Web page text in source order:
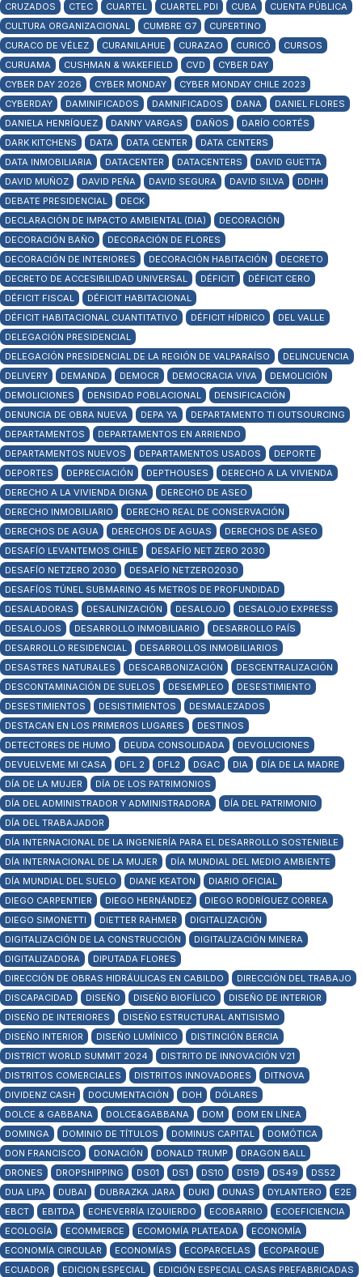
CRUZADOS
CTEC CUARTEL CUARTEL PDI CUBA
CUENTA PÚBLICA
CULTURA ORGANIZACIONAL
CUMBRE G7
CUPERTINO
CURACO DE VÉLEZ
CURANILAHUE CURAZAO CURICÓ
CURSOS
CURUAMA
CUSHMAN & WAKEFIELD CVD
CYBER DAY
CYBER DAY 2026
CYBER MONDAY
CYBER MONDAY CHILE 2023
CYBERDAY
DAMINIFICADOS DAMNIFICADOS DANA
DANIEL FLORES
DANIELA HENRÍQUEZ
DANNY VARGAS DAÑOS
DARÍO CORTÉS
DARK KITCHENS
DATA DATA CENTER
DATA CENTERS
DATA INMOBILIARIA
DATACENTER DATACENTERS
DAVID GUETTA
DAVID MUÑOZ
DAVID PEÑA DAVID SEGURA DAVID SILVA
DDHH
DEBATE PRESIDENCIAL
DECK
DECLARACIÓN DE IMPACTO AMBIENTAL (DIA)
DECORACIÓN
DECORACIÓN BAÑO
DECORACIÓN DE FLORES
DECORACIÓN DE INTERIORES
DECORACIÓN HABITACIÓN
DECRETO
DECRETO DE ACCESIBILIDAD UNIVERSAL
DÉFICIT
DÉFICIT CERO
DÉFICIT FISCAL
DÉFICIT HABITACIONAL
DÉFICIT HABITACIONAL CUANTITATIVO
DÉFICIT HÍDRICO
DEL VALLE
DELEGACIÓN PRESIDENCIAL
DELEGACIÓN PRESIDENCIAL DE LA REGIÓN DE VALPARAÍSO
DELINCUENCIA
DELIVERY
DEMANDA DEMOCR DEMOCRACIA VIVA
DEMOLICIÓN
DEMOLICIONES
DENSIDAD POBLACIONAL
DENSIFICACIÓN
DENUNCIA DE OBRA NUEVA
DEPA YA
DEPARTAMENTO TI OUTSOURCING
DEPARTAMENTOS
DEPARTAMENTOS EN ARRIENDO
DEPARTAMENTOS NUEVOS
DEPARTAMENTOS USADOS
DEPORTE
DEPORTES
DEPRECIACIÓN DEPTHOUSES
DERECHO A LA VIVIENDA
DERECHO A LA VIVIENDA DIGNA
DERECHO DE ASEO
DERECHO INMOBILIARIO
DERECHO REAL DE CONSERVACIÓN
DERECHOS DE AGUA
DERECHOS DE AGUAS
DERECHOS DE ASEO
DESAFÍO LEVANTEMOS CHILE
DESAFÍO NET ZERO 2030
DESAFÍO NETZERO 2030
DESAFÍO NETZERO2030
DESAFÍOS TÚNEL SUBMARINO 45 METROS DE PROFUNDIDAD
DESALADORAS
DESALINIZACIÓN DESALOJO
DESALOJO EXPRESS
DESALOJOS
DESARROLLO INMOBILIARIO
DESARROLLO PAÍS
DESARROLLO RESIDENCIAL
DESARROLLOS INMOBILIARIOS
DESASTRES NATURALES
DESCARBONIZACIÓN
DESCENTRALIZACIÓN
DESCONTAMINACIÓN DE SUELOS
DESEMPLEO
DESESTIMIENTO
DESESTIMIENTOS
DESISTIMIENTOS
DESMALEZADOS
DESTACAN EN LOS PRIMEROS LUGARES
DESTINOS
DETECTORES DE HUMO
DEUDA CONSOLIDADA
DEVOLUCIONES
DEVUELVEME MI CASA
DFL 2 DFL2 DGAC DIA
DÍA DE LA MADRE
DÍA DE LA MUJER
DÍA DE LOS PATRIMONIOS
DÍA DEL ADMINISTRADOR Y ADMINISTRADORA
DÍA DEL PATRIMONIO
DÍA DEL TRABAJADOR
DÍA INTERNACIONAL DE LA INGENIERÍA PARA EL DESARROLLO SOSTENIBLE
DÍA INTERNACIONAL DE LA MUJER
DÍA MUNDIAL DEL MEDIO AMBIENTE
DÍA MUNDIAL DEL SUELO
DIANE KEATON
DIARIO OFICIAL
DIEGO CARPENTIER
DIEGO HERNÁNDEZ
DIEGO RODRÍGUEZ CORREA
DIEGO SIMONETTI
DIETTER RAHMER
DIGITALIZACIÓN
DIGITALIZACIÓN DE LA CONSTRUCCIÓN
DIGITALIZACIÓN MINERA
DIGITALIZADORA
DIPUTADA FLORES
DIRECCIÓN DE OBRAS HIDRÁULICAS EN CABILDO
DIRECCIÓN DEL TRABAJO
DISCAPACIDAD
DISEÑO DISEÑO BIOFÍLICO
DISEÑO DE INTERIOR
DISEÑO DE INTERIORES
DISEÑO ESTRUCTURAL ANTISISMO
DISEÑO INTERIOR
DISEÑO LUMÍNICO
DISTINCIÓN BERCIA
DISTRICT WORLD SUMMIT 2024
DISTRITO DE INNOVACIÓN V21
DISTRITOS COMERCIALES
DISTRITOS INNOVADORES
DITNOVA
DIVIDENZ CASH
DOCUMENTACIÓN DOH
DÓLARES
DOLCE & GABBANA
DOLCE&GABBANA DOM
DOM EN LÍNEA
DOMINGA
DOMINIO DE TÍTULOS DOMINUS CAPITAL
DOMÓTICA
DON FRANCISCO
DONACIÓN DONALD TRUMP
DRAGON BALL
DRONES
DROPSHIPPING DS01 DS1 DS10 DS19 DS49
DS52
DUA LIPA
DUBAI DUBRAZKA JARA DUKI DUNAS DYLANTERO
E2E
EBCT
EBITDA ECHEVERRÍA IZQUIERDO ECOBARRIO
ECOEFICIENCIA
ECOLOGÍA
ECOMMERCE ECOMOMÍA PLATEADA
ECONOMÍA
ECONOMÍA CIRCULAR
ECONOMÍAS ECOPARCELAS
ECOPARQUE
ECUADOR
EDICION ESPECIAL EDICIÓN ESPECIAL CASAS PREFABRICADAS